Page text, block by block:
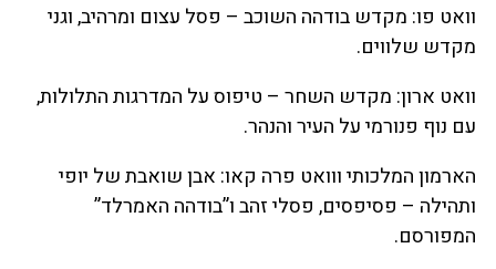
וואט פו: מקדש בודהה השוכב – פסל עצום ומרהיב, וגני
מקדש שלווים.
וואט ארון: מקדש השחר – טיפוס על המדרגות התלולות,
עם נוף פנורמי על העיר והנהר.
הארמון המלכותי ווואט פרה קאו: אבן שואבת של יופי
ותהילה – פסיפסים, פסלי זהב ו”בודהה האמרלד”
המפורסם.